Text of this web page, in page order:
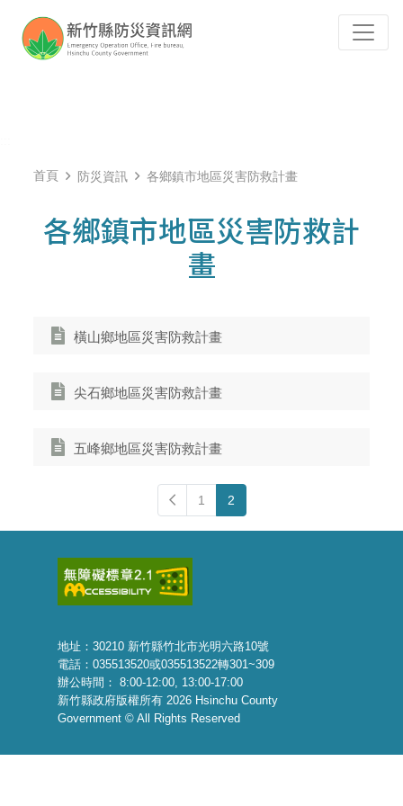
首頁 防災資訊 各鄉鎮市地區災害防救計畫
各鄉鎮市地區災害防救計
畫
橫山鄉地區災害防救計畫
尖石鄉地區災害防救計畫
五峰鄉地區災害防救計畫
Preview
1 2
地址：30210 新竹縣竹北市光明六路10號
電話：035513520或035513522轉301~309
辦公時間： 8:00-12:00, 13:00-17:00
新竹縣政府版權所有 2026 Hsinchu County
Government © All Rights Reserved